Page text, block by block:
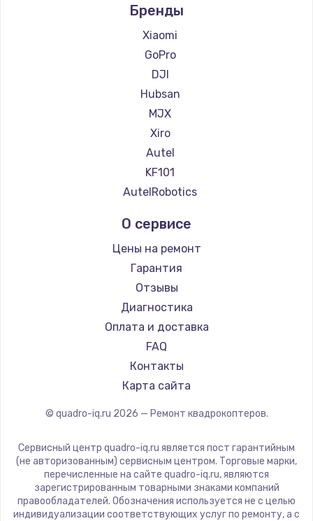
Бренды
Xiaomi
GoPro
DJI
Hubsan
MJX
Xiro
Autel
KF101
AutelRobotics
О сервисе
Цены на ремонт
Гарантия
Отзывы
Диагностика
Оплата и доставка
FAQ
Контакты
Карта сайта
© quadro-iq.ru 2026 — Ремонт квадрокоптеров.
Сервисный центр quadro-iq.ru является пост гарантийным
(не авторизованным) сервисным центром. Торговые марки,
перечисленные на сайте quadro-iq.ru, являются
зарегистрированным товарными знаками компаний
правообладателей. Обозначения используется не с целью
индивидуализации соответствующих услуг по ремонту, а с